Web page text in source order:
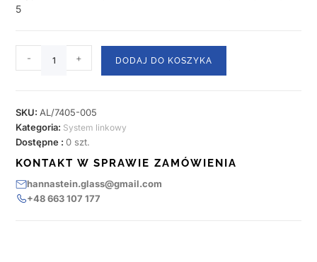
5
- + DODAJ DO KOSZYKA
SKU: AL/7405-005
Kategoria: System linkowy
Dostępne :0 szt.
KONTAKT W SPRAWIE ZAMÓWIENIA
hannastein.glass@gmail.com
+48 663 107 177